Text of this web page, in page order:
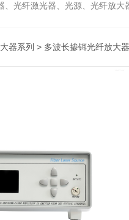
WDM准直器、光隔离器、环形器（三端口、四端口）、偏振分束器/合束器、起偏器、
器系列 > 多波长掺铒光纤放大器